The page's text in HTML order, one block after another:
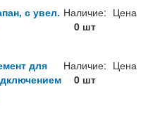
с увел. Наличие:
0 шт
Цена
для
Наличие:
0 шт
Цена